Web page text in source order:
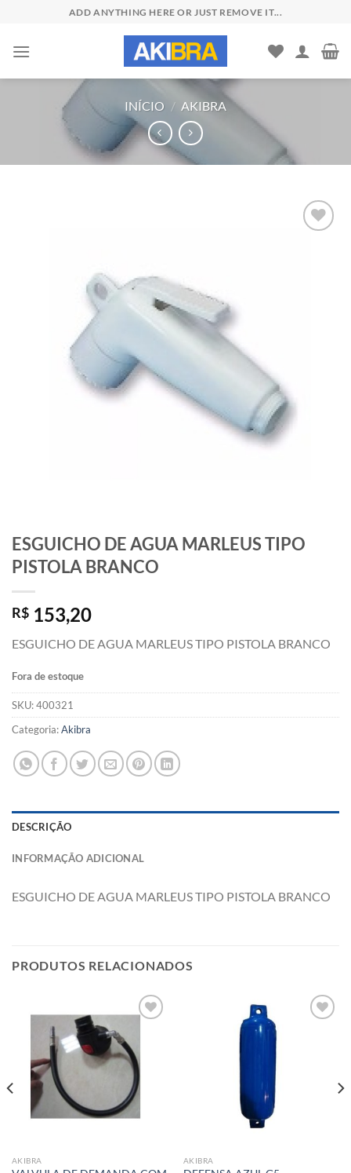
content
ADD ANYTHING HERE OR JUST REMOVE IT...
INÍCIO / AKIBRA
ESGUICHO DE AGUA MARLEUS TIPO
PISTOLA BRANCO
R$ 153,20
ESGUICHO DE AGUA MARLEUS TIPO PISTOLA BRANCO
Fora de estoque
SKU:400321
Categoria:Akibra
DESCRIÇÃO
INFORMAÇÃO ADICIONAL
ESGUICHO DE AGUA MARLEUS TIPO PISTOLA BRANCO
PRODUTOS RELACIONADOS
AKIBRA AKIBRA